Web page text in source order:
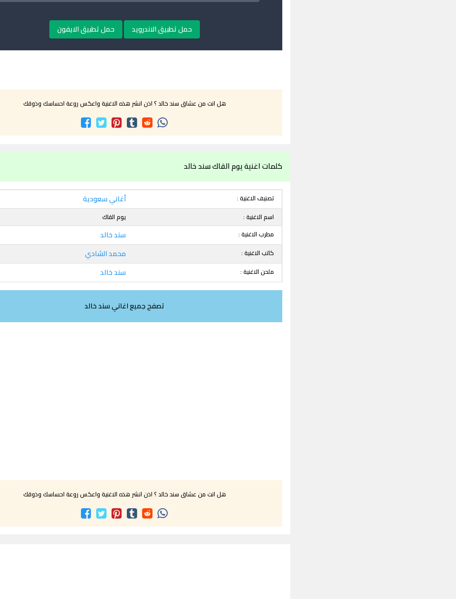
حمل تطبيق الاندرويد حمل تطبيق الايفون
هل انت من عشاق سند خالد ؟ اذن انشر هذه الاغنية واعكس روعة احساسك وذوقك
كلمات اغنية يوم القاك سند خالد
تصنيف الاغنية : أغاني سعودية
اسم الاغنية :
يوم القاك
مطرب الاغنية :
سند خالد
كاتب الاغنية : محمد الشادي
ملحن الاغنية : سند خالد
تصفح جميع اغاني سند خالد
هل انت من عشاق سند خالد ؟ اذن انشر هذه الاغنية واعكس روعة احساسك وذوقك